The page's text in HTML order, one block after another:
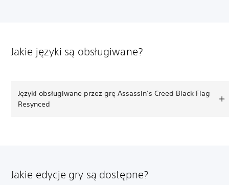
Jakie języki są obsługiwane?
Języki obsługiwane przez grę Assassin’s Creed Black Flag
Resynced
Jakie edycje gry są dostępne?